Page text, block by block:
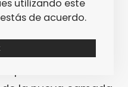
lo dicho y
más
utilizando este
de acuerdo.